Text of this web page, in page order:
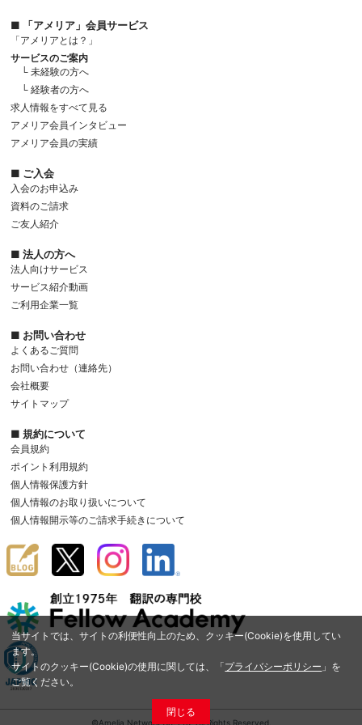
当サイトでは、サイトの利便性向上のため、クッキー(Cookie)を使用してい
ます。
サイトのクッキー(Cookie)の使用に関しては、「プライバシーポリシー 」を
ご覧ください。
閉じる
■ 「アメリア」会員サービス
「アメリアとは？」
サービスのご案内
└ 未経験の方へ
└ 経験者の方へ
求人情報をすべて見る
アメリア会員インタビュー
アメリア会員の実績
■ ご入会
入会のお申込み
資料のご請求
ご友人紹介
■ 法人の方へ
法人向けサービス
サービス紹介動画
ご利用企業一覧
■ お問い合わせ
よくあるご質問
お問い合わせ（連絡先）
会社概要
サイトマップ
■ 規約について
会員規約
ポイント利用規約
個人情報保護方針
個人情報のお取り扱いについて
個人情報開示等のご請求手続きについて
©Amelia Network Co.,Ltd. All Rights Reserved.